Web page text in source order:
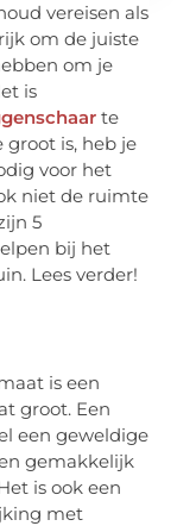
vereisen als
om de juiste
om je
is
te
is, heb je
voor het
niet de ruimte
5
bij het
Lees verder!
is een
groot. Een
een geweldige
gemakkelijk
is ook een
met